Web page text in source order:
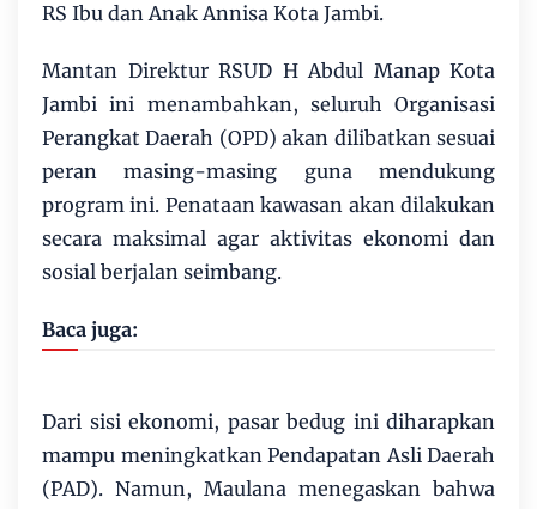
RS Ibu dan Anak Annisa Kota Jambi.
Mantan Direktur RSUD H Abdul Manap Kota
Jambi ini menambahkan, seluruh Organisasi
Perangkat Daerah (OPD) akan dilibatkan sesuai
peran masing-masing guna mendukung
program ini. Penataan kawasan akan dilakukan
secara maksimal agar aktivitas ekonomi dan
sosial berjalan seimbang.
Baca juga:
Dari sisi ekonomi, pasar bedug ini diharapkan
mampu meningkatkan Pendapatan Asli Daerah
(PAD). Namun, Maulana menegaskan bahwa